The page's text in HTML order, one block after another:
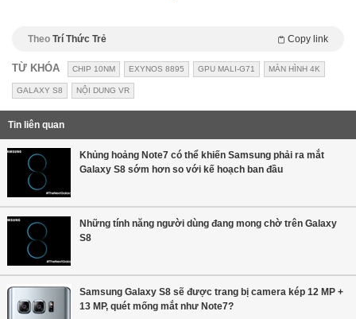
Theo Trí Thức Trẻ Copy link
TỪ KHÓA CHIP 10NM EXYNOS 8895 GPU MALI-G71 MÀN HÌNH 4K
GALAXY S8 NỘI DUNG VR
Tin liên quan
Khủng hoảng Note7 có thể khiến Samsung phải ra mắt
Galaxy S8 sớm hơn so với kế hoạch ban đầu
Những tính năng người dùng đang mong chờ trên Galaxy
S8
Samsung Galaxy S8 sẽ được trang bị camera kép 12 MP +
13 MP, quét mống mắt như Note7?